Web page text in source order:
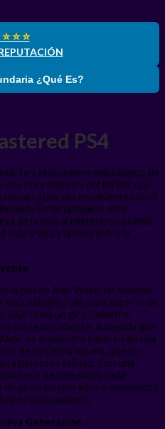
⭐ ⭐
¿Qué Es?
PS4
y el suspense psicológico de
una obra maestra del thriller que
narrativa tan envolvente como
Entertainment, este
de nuevo al misterioso pueblo
cobra vida y la línea entre la
la piel de Alan Wake, un exitoso
a Bright Falls para superar un
viaje toma un giro siniestro
misteriosamente. A medida que
se encuentra inmerso en una
de su última novela, que no
a hacerse realidad. Con una
serie de televisión, cada
de giros inesperados y momentos
de tu asiento.
Generación